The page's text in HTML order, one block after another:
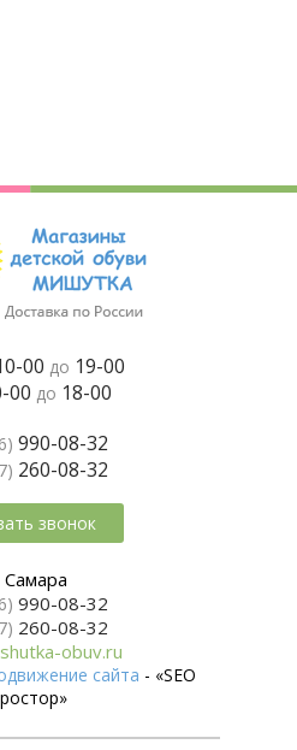
00 до 19-00
00 до 18-00
990-08-32
260-08-32
звонок
Самара
990-08-32
260-08-32
obuv.ru
сайта - «SEO